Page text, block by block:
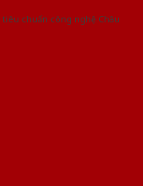
chuẩn công nghệ Châu